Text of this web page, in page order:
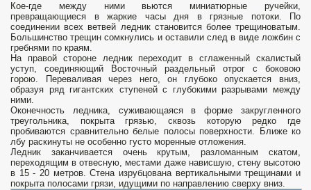
Кое-где между ними вьются миниатюрные ручейки,
превращающиеся в жаркие часы дня в грязные потоки. По
соединении всех ветвей ледник становится более трещиноватым.
Большинство трещин сомкнулись и оставили след в виде ложбин с
гребнями по краям.
На правой стороне ледник переходит в сглаженный скалистый
уступ, соединяющий Восточный раздельный отрог с боковою
горою. Переваливая через него, он глубоко опускается вниз,
образуя ряд гигантских ступеней с глубокими разрывами между
ними.
Оконечность ледника, суживающаяся в форме закругленного
треугольника, покрыта грязью, сквозь которую редко где
пробиваются сравнительно белые полосы поверхности. Ближе ко
лбу раскинуты не особенно густо моренные отложения.
Ледник заканчивается очень крутым, разломанным скатом,
переходящим в отвесную, местами даже нависшую, стену высотою
в 15 - 20 метров. Стена изрубцована вертикальными трещинами и
покрыта полосами грязи, идущими по направлению сверху вниз.